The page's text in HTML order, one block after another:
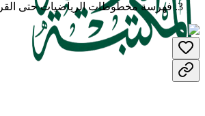
فهرسة مخطوطات الرياضيات حتى